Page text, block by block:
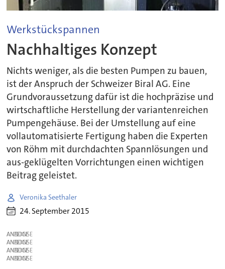
Werkstückspannen
Nachhaltiges Konzept
Nichts weniger, als die besten Pumpen zu bauen,
ist der Anspruch der Schweizer Biral AG. Eine
Grundvoraussetzung dafür ist die hochpräzise und
wirtschaftliche Herstellung der variantenreichen
Pumpengehäuse. Bei der Umstellung auf eine
vollautomatisierte Fertigung haben die Experten
von Röhm mit durchdachten Spannlösungen und
aus-geklügelten Vorrichtungen einen wichtigen
Beitrag geleistet.
Veronika Seethaler
24. September 2015
ANZEIGE
ANZEIGE
ANZEIGE
ANZEIGE